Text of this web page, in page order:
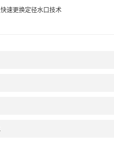
速更换定径水口技术